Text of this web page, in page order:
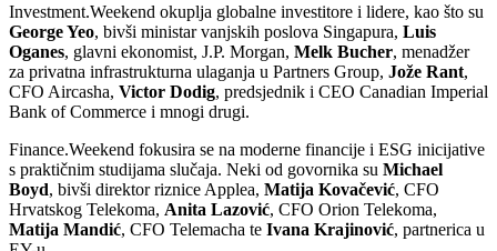
Investment.Weekend okuplja globalne investitore i lidere, kao što su
George Yeo, bivši ministar vanjskih poslova Singapura, Luis
Oganes, glavni ekonomist, J.P. Morgan, Melk Bucher, menadžer
za privatna infrastrukturna ulaganja u Partners Group, Jože Rant,
CFO Aircasha, Victor Dodig, predsjednik i CEO Canadian Imperial
Bank of Commerce i mnogi drugi.
Finance.Weekend fokusira se na moderne financije i ESG inicijative
s praktičnim studijama slučaja. Neki od govornika su Michael
Boyd, bivši direktor riznice Applea, Matija Kovačević, CFO
Hrvatskog Telekoma, Anita Lazović, CFO Orion Telekoma,
Matija Mandić, CFO Telemacha te Ivana Krajinović, partnerica u